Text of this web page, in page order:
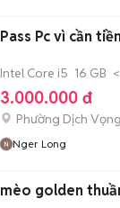
Pass Pc vì cần
Intel Core i5 16 GB
3.000.000 đ
Phường Dịch Vọng
Nger Long
mèo golden